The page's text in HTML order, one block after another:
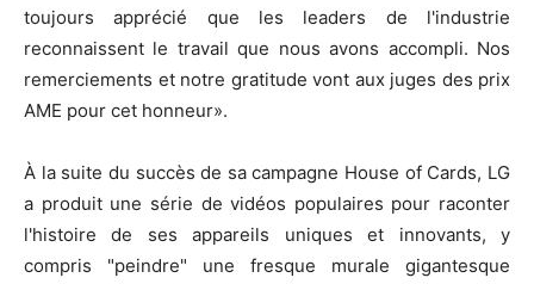
toujours apprécié que les leaders de l'industrie
reconnaissent le travail que nous avons accompli. Nos
remerciements et notre gratitude vont aux juges des prix
AME pour cet honneur».
À la suite du succès de sa campagne House of Cards, LG
a produit une série de vidéos populaires pour raconter
l'histoire de ses appareils uniques et innovants, y
compris "peindre" une fresque murale gigantesque